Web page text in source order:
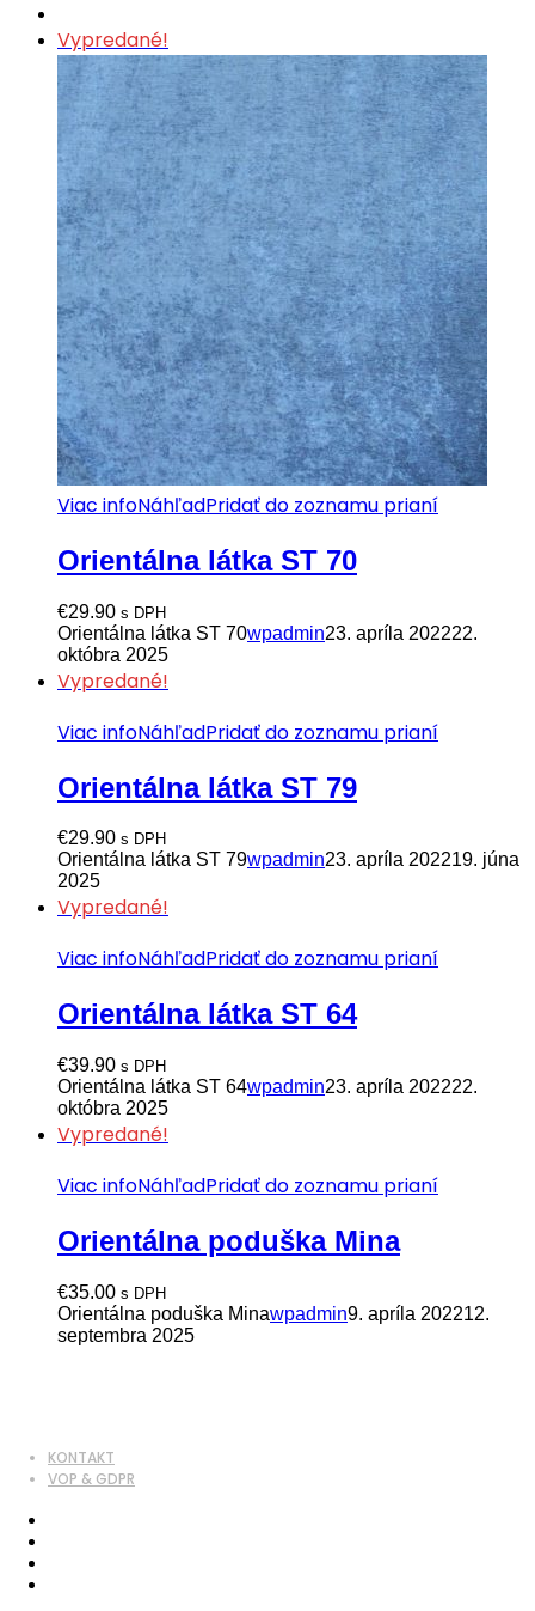
Vypredané!
Viac infoNáhľadPridať do zoznamu prianí
Orientálna látka ST 70
€29.90 s DPH
Orientálna látka ST 70wpadmin23. apríla 202222.
októbra 2025
Vypredané!
Viac infoNáhľadPridať do zoznamu prianí
Orientálna látka ST 79
€29.90 s DPH
Orientálna látka ST 79wpadmin23. apríla 202219. júna
2025
Vypredané!
Viac infoNáhľadPridať do zoznamu prianí
Orientálna látka ST 64
€39.90 s DPH
Orientálna látka ST 64wpadmin23. apríla 202222.
októbra 2025
Vypredané!
Viac infoNáhľadPridať do zoznamu prianí
Orientálna poduška Mina
€35.00 s DPH
Orientálna poduška Minawpadmin9. apríla 202212.
septembra 2025
KONTAKT
VOP & GDPR